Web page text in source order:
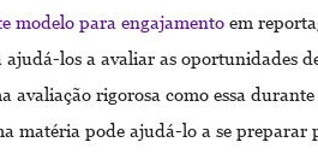
modelo para engajamento em
ajudá-los a avaliar as oportunidades
avaliação rigorosa como essa durante
matéria pode ajudá-lo a se preparar